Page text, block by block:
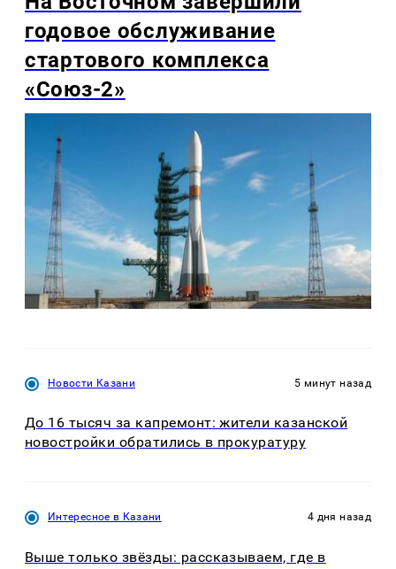
годовое обслуживание
стартового комплекса
«Союз-2»
Новости Казани 5 минут назад
До 16 тысяч за капремонт: жители казанской
новостройки обратились в прокуратуру
Интересное в Казани 4 дня назад
Выше только звёзды: рассказываем, где в